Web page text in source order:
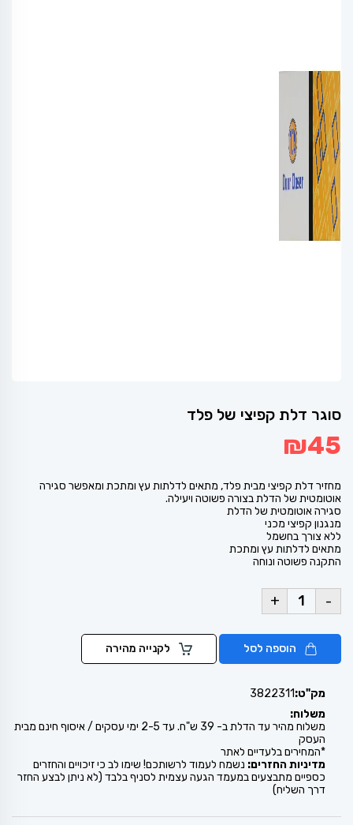
סוגר דלת קפיצי של פלד
₪45
מחזיר דלת קפיצי מבית פלד, מתאים לדלתות עץ ומתכת ומאפשר סגירה
אוטומטית של הדלת בצורה פשוטה ויעילה.
סגירה אוטומטית של הדלת
מנגנון קפיצי מכני
ללא צורך בחשמל
מתאים לדלתות עץ ומתכת
התקנה פשוטה ונוחה
-
+
הוספה לסל לקנייה מהירה
מק"ט:3822311
משלוח:
משלוח מהיר עד הדלת ב- 39 ש"ח. עד 2-5 ימי עסקים / איסוף חינם מבית
העסק
*המחירים בלעדיים לאתר
מדיניות החזרים: נשמח לעמוד לרשותכם! שימו לב כי זיכויים והחזרים
כספיים מתבצעים במעמד הגעה עצמית לסניף בלבד (לא ניתן לבצע החזר
דרך השליח)